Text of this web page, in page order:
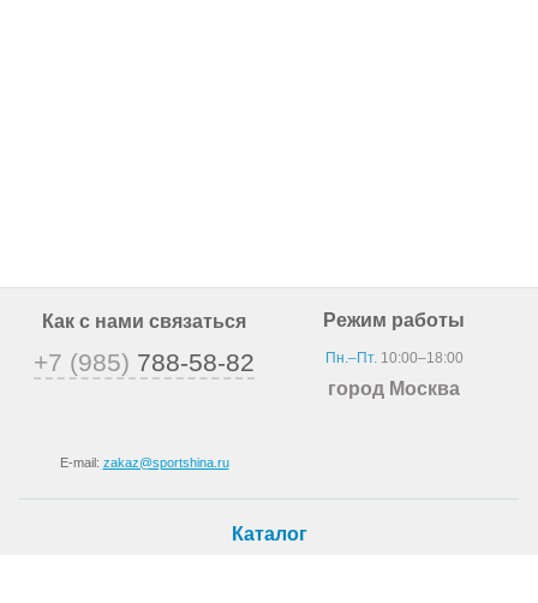
Как с нами связаться
+7 (985) 788-58-82
E-mail: zakaz@sportshina.ru
Режим работы
Пн.–Пт.10:00–18:00
город Москва
Каталог